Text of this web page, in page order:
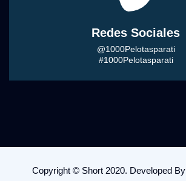
Redes Sociales
@1000Pelotasparati
#1000Pelotasparati
Copyright © Short 2020. Developed By